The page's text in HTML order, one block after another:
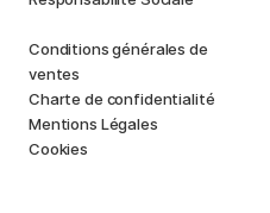
Conditions générales de
ventes
Charte de confidentialité
Mentions Légales
Cookies